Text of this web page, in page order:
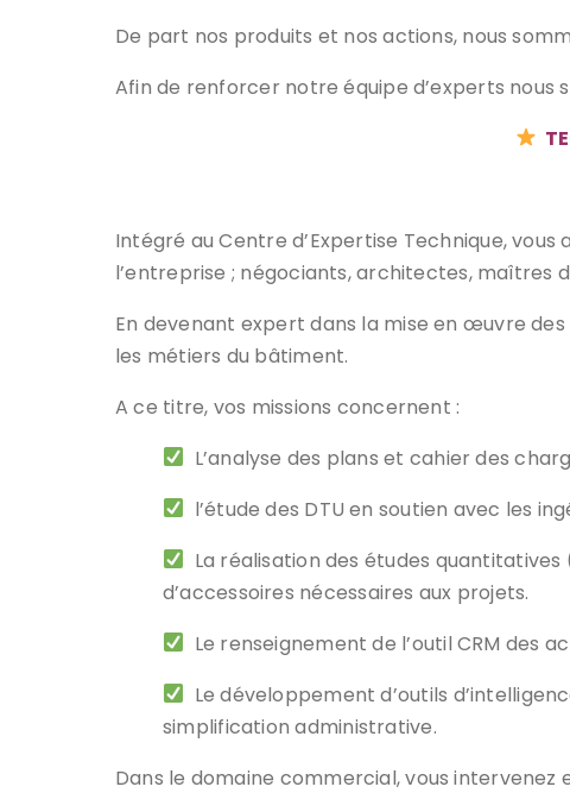
De part nos produits et nos actions, nous
Afin de renforcer notre équipe d’experts nous
Intégré au Centre d’Expertise Technique,
l’entreprise ; négociants, architectes, maîtres
En devenant expert dans la mise en œuvre
les métiers du bâtiment.
A ce titre, vos missions concernent :
L’analyse des plans et cahier des
l’étude des DTU en soutien avec les
La réalisation des études
d’accessoires nécessaires aux projets.
Le renseignement de l’outil CRM des
Le développement d’outils
simplification administrative.
Dans le domaine commercial, vous